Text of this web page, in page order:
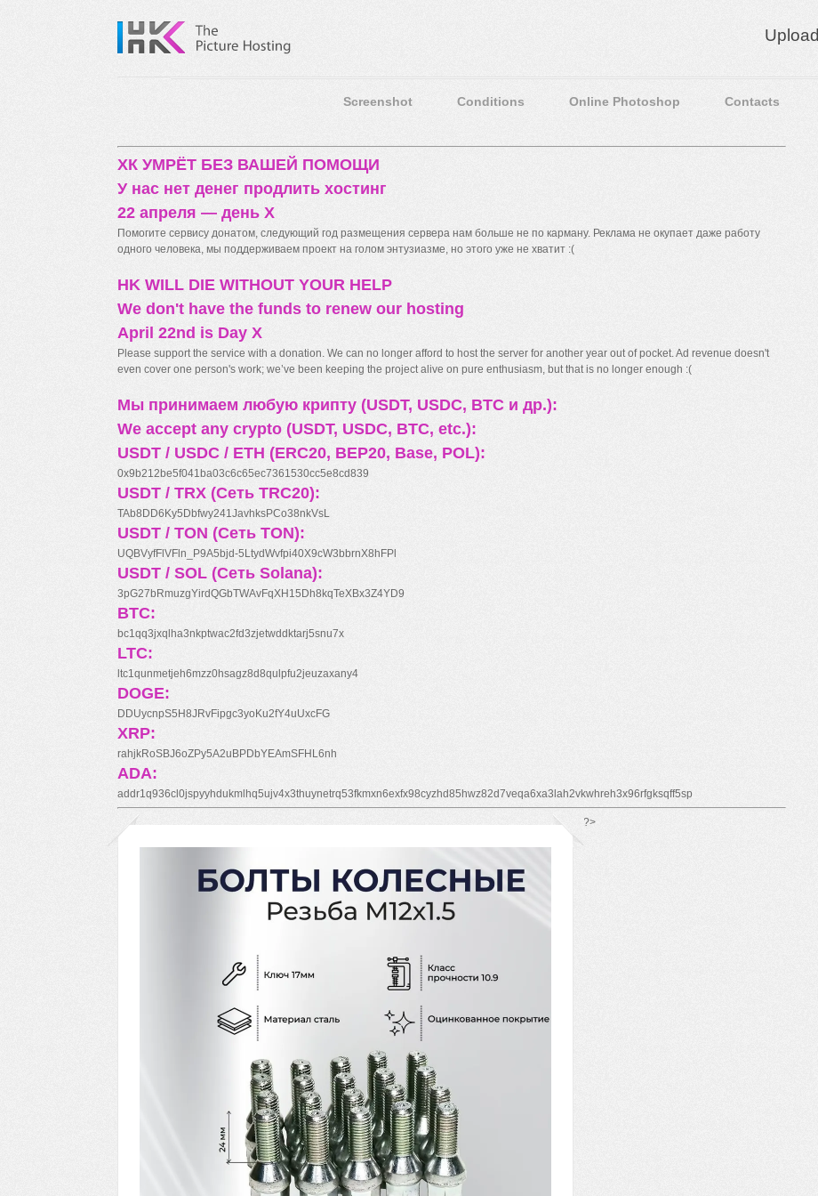
Upload
Screenshot Conditions Online Photoshop Contacts
ХК УМРЁТ БЕЗ ВАШЕЙ ПОМОЩИ
У нас нет денег продлить хостинг
22 апреля — день X
Помогите сервису донатом, следующий год размещения сервера нам больше не по карману. Реклама не окупает даже работу
одного человека, мы поддерживаем проект на голом энтузиазме, но этого уже не хватит :(
HK WILL DIE WITHOUT YOUR HELP
We don't have the funds to renew our hosting
April 22nd is Day X
Please support the service with a donation. We can no longer afford to host the server for another year out of pocket. Ad revenue doesn't
even cover one person's work; we’ve been keeping the project alive on pure enthusiasm, but that is no longer enough :(
Мы принимаем любую крипту (USDT, USDC, BTC и др.):
We accept any crypto (USDT, USDC, BTC, etc.):
USDT / USDC / ETH (ERC20, BEP20, Base, POL):
0x9b212be5f041ba03c6c65ec7361530cc5e8cd839
USDT / TRX (Сеть TRC20):
TAb8DD6Ky5Dbfwy241JavhksPCo38nkVsL
USDT / TON (Сеть TON):
UQBVyfFlVFln_P9A5bjd-5LtydWvfpi40X9cW3bbrnX8hFPl
USDT / SOL (Сеть Solana):
3pG27bRmuzgYirdQGbTWAvFqXH15Dh8kqTeXBx3Z4YD9
BTC:
bc1qq3jxqlha3nkptwac2fd3zjetwddktarj5snu7x
LTC:
ltc1qunmetjeh6mzz0hsagz8d8qulpfu2jeuzaxany4
DOGE:
DDUycnpS5H8JRvFipgc3yoKu2fY4uUxcFG
XRP:
rahjkRoSBJ6oZPy5A2uBPDbYEAmSFHL6nh
ADA:
addr1q936cl0jspyyhdukmlhq5ujv4x3thuynetrq53fkmxn6exfx98cyzhd85hwz82d7veqa6xa3lah2vkwhreh3x96rfgksqff5sp
*/ ?>